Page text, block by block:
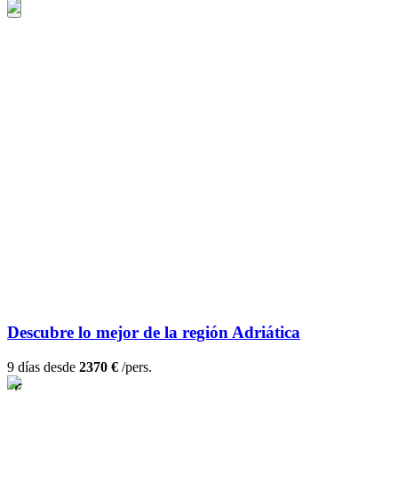
Descubre lo mejor de la región Adriática
9 días desde 2370 € /pers.